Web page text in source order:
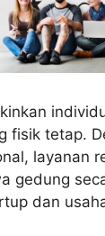
fisik tetap.
layanan
gedung
dan